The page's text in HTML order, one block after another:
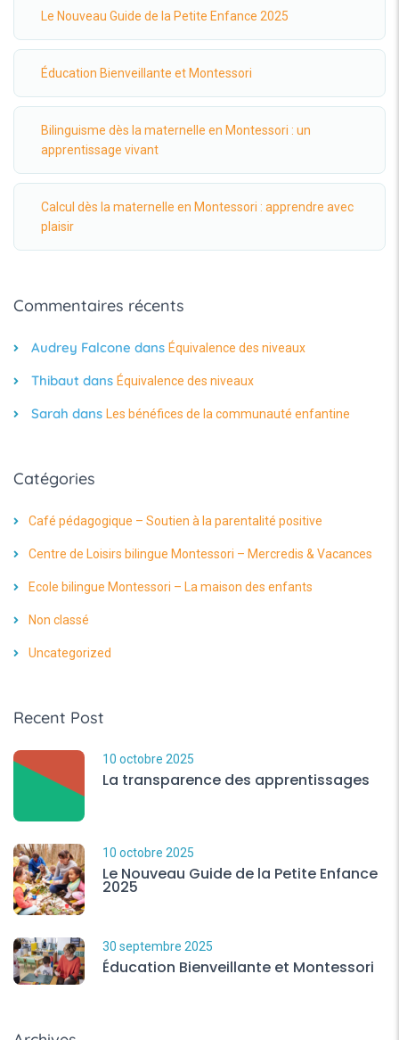
Le Nouveau Guide de la Petite Enfance 2025
Éducation Bienveillante et Montessori
Bilinguisme dès la maternelle en Montessori : un
apprentissage vivant
Calcul dès la maternelle en Montessori : apprendre avec
plaisir
Commentaires récents
Audrey Falcone dans Équivalence des niveaux
Thibaut dans Équivalence des niveaux
Sarah dans Les bénéfices de la communauté enfantine
Catégories
Café pédagogique – Soutien à la parentalité positive
Centre de Loisirs bilingue Montessori – Mercredis & Vacances
Ecole bilingue Montessori – La maison des enfants
Non classé
Uncategorized
Recent Post
10 octobre 2025
La transparence des apprentissages
10 octobre 2025
Le Nouveau Guide de la Petite Enfance
2025
30 septembre 2025
Éducation Bienveillante et Montessori